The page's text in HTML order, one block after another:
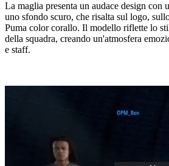
La maglia presenta un audace design con
uno sfondo scuro, che risalta sul logo,
Puma color corallo. Il modello riflette lo
della squadra, creando un'atmosfera
e staff.